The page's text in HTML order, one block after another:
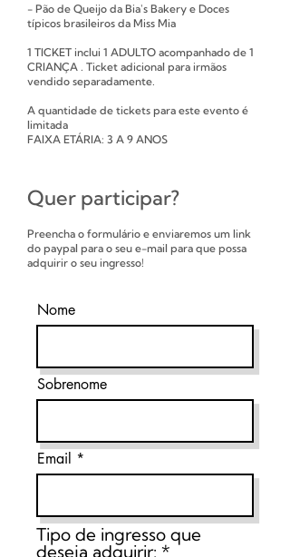
- Pão de Queijo da Bia's Bakery e Doces
típicos brasileiros da Miss Mia
1 TICKET inclui 1 ADULTO acompanhado de 1
CRIANÇA . Ticket adicional para irmãos
vendido separadamente.
A quantidade de tickets para este evento é
limitada
F AIXA ETÁRIA: 3 A 9 ANOS
Quer participar?
Preencha o formulário e enviaremos um link
do paypal para o seu e-mail para que possa
adquirir o seu ingresso!
Nome
Sobrenome
Email
Tipo de ingresso que
deseja adquirir: *